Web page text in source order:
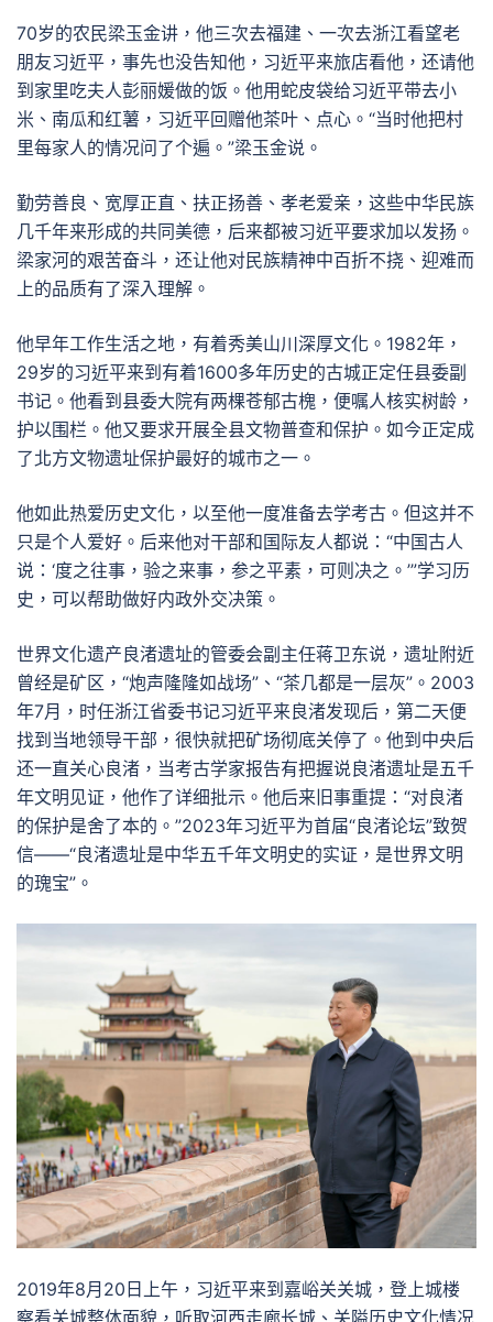
70岁的农民梁玉金讲，他三次去福建、一次去浙江看望老
朋友习近平，事先也没告知他，习近平来旅店看他，还请他
到家里吃夫人彭丽媛做的饭。他用蛇皮袋给习近平带去小
米、南瓜和红薯，习近平回赠他茶叶、点心。“当时他把村
里每家人的情况问了个遍。”梁玉金说。
勤劳善良、宽厚正直、扶正扬善、孝老爱亲，这些中华民族
几千年来形成的共同美德，后来都被习近平要求加以发扬。
梁家河的艰苦奋斗，还让他对民族精神中百折不挠、迎难而
上的品质有了深入理解。
他早年工作生活之地，有着秀美山川深厚文化。1982年，
29岁的习近平来到有着1600多年历史的古城正定任县委副
书记。他看到县委大院有两棵苍郁古槐，便嘱人核实树龄，
护以围栏。他又要求开展全县文物普查和保护。如今正定成
了北方文物遗址保护最好的城市之一。
他如此热爱历史文化，以至他一度准备去学考古。但这并不
只是个人爱好。后来他对干部和国际友人都说：“中国古人
说：‘度之往事，验之来事，参之平素，可则决之。’”学习历
史，可以帮助做好内政外交决策。
世界文化遗产良渚遗址的管委会副主任蒋卫东说，遗址附近
曾经是矿区，“炮声隆隆如战场”、“茶几都是一层灰”。2003
年7月，时任浙江省委书记习近平来良渚发现后，第二天便
找到当地领导干部，很快就把矿场彻底关停了。他到中央后
还一直关心良渚，当考古学家报告有把握说良渚遗址是五千
年文明见证，他作了详细批示。他后来旧事重提：“对良渚
的保护是舍了本的。”2023年习近平为首届“良渚论坛”致贺
信——“良渚遗址是中华五千年文明史的实证，是世界文明
的瑰宝”。
2019年8月20日上午，习近平来到嘉峪关关城，登上城楼
察看关城整体面貌，听取河西走廊长城、关隘历史文化情况